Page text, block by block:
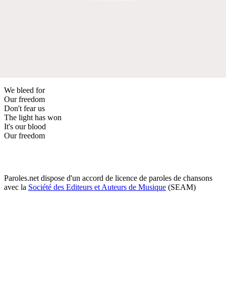
We bleed for
Our freedom
Don't fear us
The light has won
It's our blood
Our freedom
Paroles.net dispose d'un accord de licence de paroles de chansons
avec la Société des Editeurs et Auteurs de Musique (SEAM)